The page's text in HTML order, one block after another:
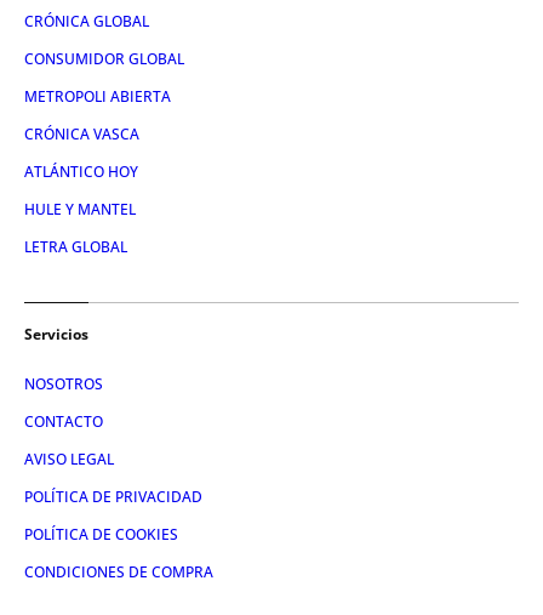
CRÓNICA GLOBAL
CONSUMIDOR GLOBAL
METROPOLI ABIERTA
CRÓNICA VASCA
ATLÁNTICO HOY
HULE Y MANTEL
LETRA GLOBAL
Servicios
NOSOTROS
CONTACTO
AVISO LEGAL
POLÍTICA DE PRIVACIDAD
POLÍTICA DE COOKIES
CONDICIONES DE COMPRA